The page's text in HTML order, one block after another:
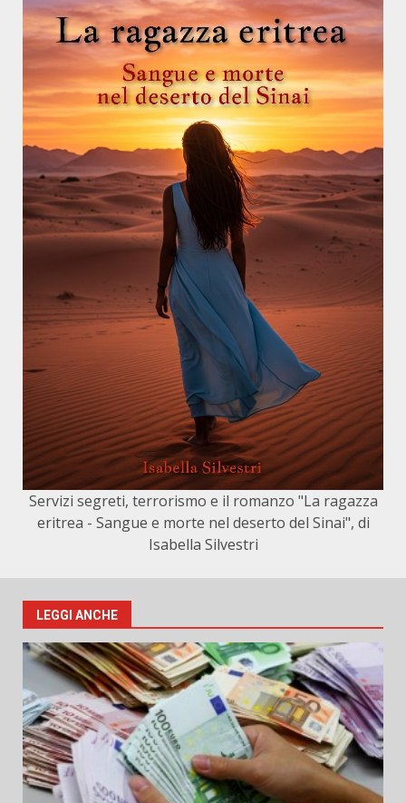
Servizi segreti, terrorismo e il romanzo "La ragazza
eritrea - Sangue e morte nel deserto del Sinai", di
Isabella Silvestri
LEGGI ANCHE